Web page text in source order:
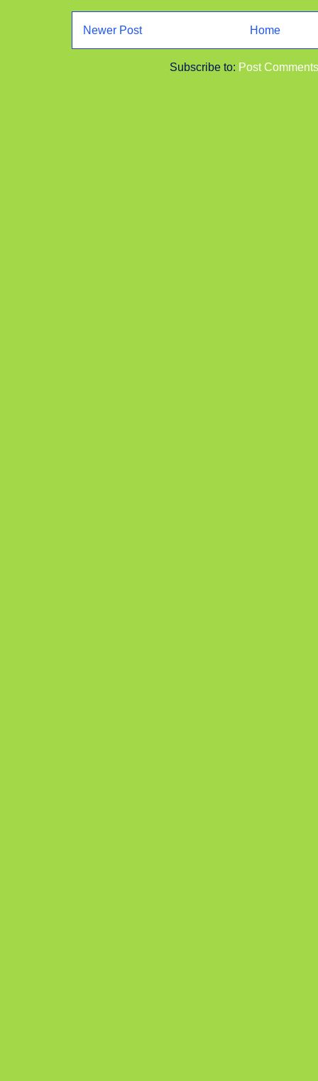
Newer Post Home
Subscribe to: Post